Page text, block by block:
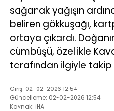
sağanak yağışın
beliren gökkuşağı,
ortaya çıkardı.
cümbüşü, özellikle
tarafından ilgiyle takip
Giriş: 02-02-2026 12:54
Güncelleme: 02-02-2026 12:54
Kaynak: İHA